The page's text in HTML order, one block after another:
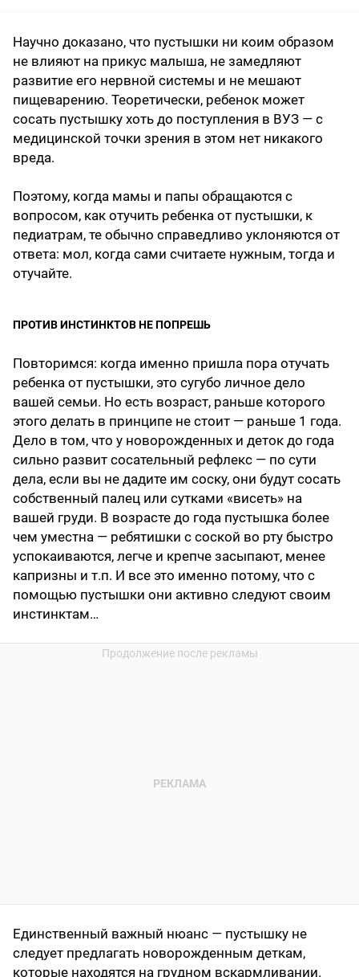
Научно доказано, что пустышки ни коим образом
не влияют на прикус малыша, не замедляют
развитие его нервной системы и не мешают
пищеварению. Теоретически, ребенок может
сосать пустышку хоть до поступления в ВУЗ — с
медицинской точки зрения в этом нет никакого
вреда.
Поэтому, когда мамы и папы обращаются с
вопросом, как отучить ребенка от пустышки, к
педиатрам, те обычно справедливо уклоняются от
ответа: мол, когда сами считаете нужным, тогда и
отучайте.
ПРОТИВ ИНСТИНКТОВ НЕ ПОПРЕШЬ
Повторимся: когда именно пришла пора отучать
ребенка от пустышки, это сугубо личное дело
вашей семьи. Но есть возраст, раньше которого
этого делать в принципе не стоит — раньше 1 года.
Дело в том, что у новорожденных и деток до года
сильно развит сосательный рефлекс — по сути
дела, если вы не дадите им соску, они будут сосать
собственный палец или сутками «висеть» на
вашей груди. В возрасте до года пустышка более
чем уместна — ребятишки с соской во рту быстро
успокаиваются, легче и крепче засыпают, менее
капризны и т.п. И все это именно потому, что с
помощью пустышки они активно следуют своим
инстинктам…
Единственный важный нюанс — пустышку не
следует предлагать новорожденным деткам,
которые находятся на грудном вскармливании.